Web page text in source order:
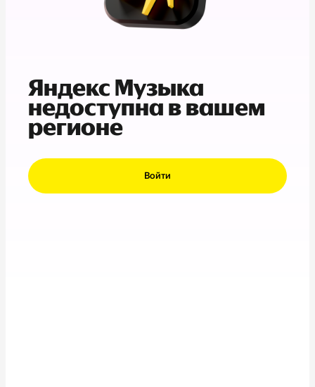
Яндекс Музыка
недоступна в вашем
регионе
Войти